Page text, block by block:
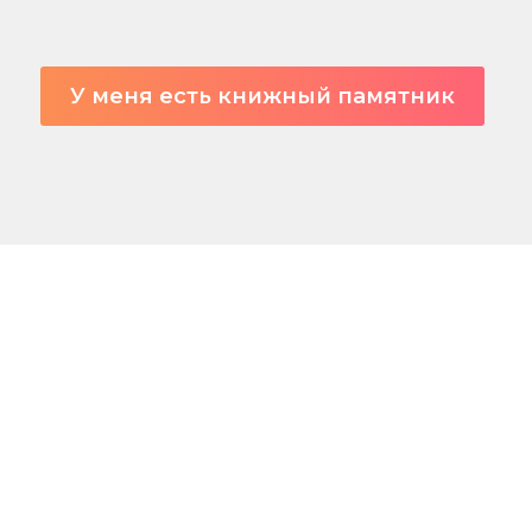
У меня есть книжный памятник